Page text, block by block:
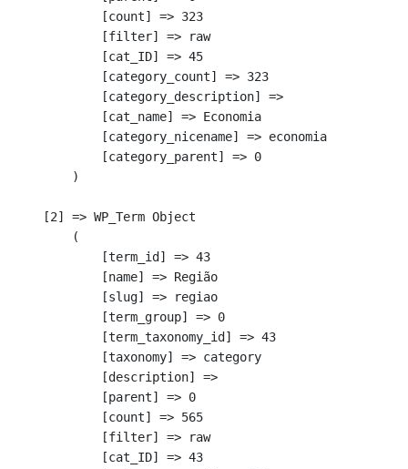
            [count] => 323
            [filter] => raw
            [cat_ID] => 45
            [category_count] => 323
            [category_description] =>
            [cat_name] => Economia
            [category_nicename] => economia
            [category_parent] => 0
        )
    [2] => WP_Term Object
        (
            [term_id] => 43
            [name] => Região
            [slug] => regiao
            [term_group] => 0
            [term_taxonomy_id] => 43
            [taxonomy] => category
            [description] =>
            [parent] => 0
            [count] => 565
            [filter] => raw
            [cat_ID] => 43